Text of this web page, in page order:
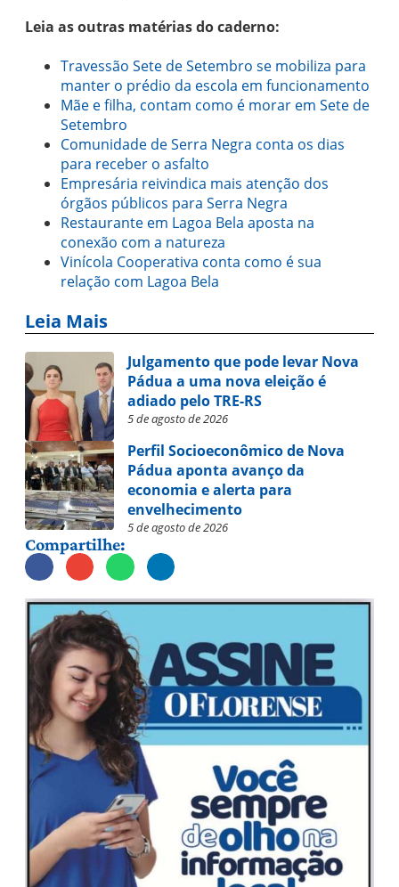
Leia as outras matérias do caderno:
Travessão Sete de Setembro se mobiliza para
manter o prédio da escola em funcionamento
Mãe e filha, contam como é morar em Sete de
Setembro
Comunidade de Serra Negra conta os dias
para receber o asfalto
Empresária reivindica mais atenção dos
órgãos públicos para Serra Negra
Restaurante em Lagoa Bela aposta na
conexão com a natureza
Vinícola Cooperativa conta como é sua
relação com Lagoa Bela
Leia Mais
Julgamento que pode levar Nova
Pádua a uma nova eleição é
adiado pelo TRE-RS
5 de agosto de 2026
Perfil Socioeconômico de Nova
Pádua aponta avanço da
economia e alerta para
envelhecimento
5 de agosto de 2026
Compartilhe: